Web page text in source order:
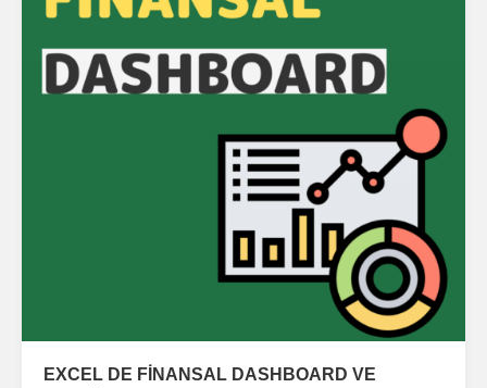
EXCEL DE FİNANSAL DASHBOARD VE